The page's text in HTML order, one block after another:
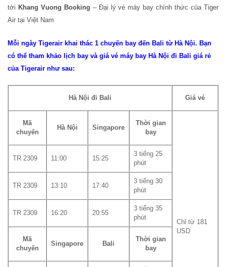
tới Khang Vuong Booking – Đại lý vé máy bay chính thức của Tiger
Air tại Việt Nam
Mỗi ngày Tigerair khai thác 1 chuyến bay đến Bali từ Hà Nội. Bạn
có thể tham khảo lịch bay và giá vé máy bay Hà Nội đi Bali giá rẻ
của Tigerair như sau:
Hà Nội đi Bali Giá vé
Mã
chuyến
Hà Nội Singapore
Thời gian
bay
Chỉ từ 181
USD
TR 2309 11:00 15:25
3 tiếng 25
phút
TR 2309 13:10 17:40
3 tiếng 30
phút
TR 2309 16:20 20:55
3 tiếng 35
phút
Mã
chuyến
Singapore Bali
Thời gian
bay